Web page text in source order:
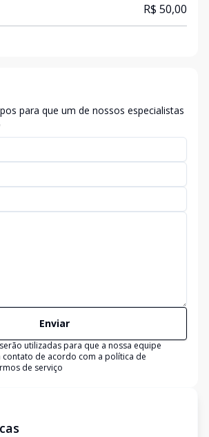
R$ 50,00
para que um de nossos especialistas
Enviar
utilizadas para que a nossa equipe
de acordo com a política de
de serviço